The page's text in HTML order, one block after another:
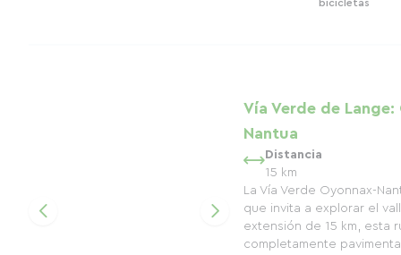
bicicletas
Vía Verde de
Nantua
Distancia
15 km
La Vía Verde Oyonnax-
que invita a explorar el
extensión de 15 km, esta
completamente